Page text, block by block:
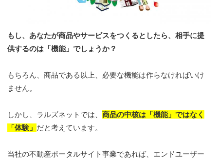
もし、あなたが商品やサービスをつくるとしたら、相手に提
供するのは「機能」でしょうか？
もちろん、商品である以上、必要な機能は作らなければいけ
ません。
しかし、ラルズネットでは、 商品の中核は「機能」ではなく
「体験」 だと考えています。
当社の不動産ポータルサイト事業であれば、エンドユーザー